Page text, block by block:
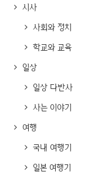
시사
사회와 정치
학교와 교육
일상
일상 다반사
사는 이야기
여행
국내 여행기
일본 여행기